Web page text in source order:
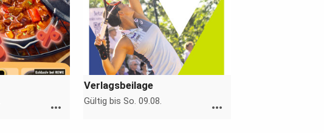
more_horiz
Verlagsbeilage
Gültig bis So. 09.08. more_horiz